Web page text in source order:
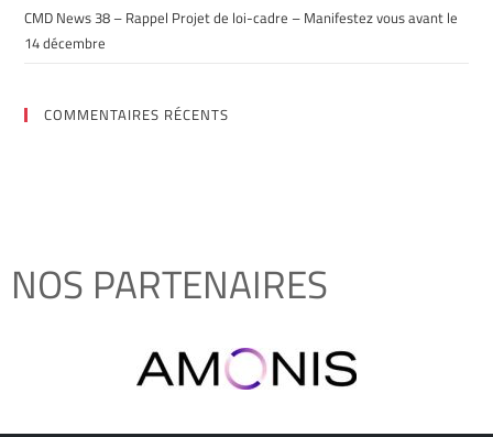
CMD News 38 – Rappel Projet de loi-cadre – Manifestez vous avant le
14 décembre
COMMENTAIRES RÉCENTS
NOS PARTENAIRES